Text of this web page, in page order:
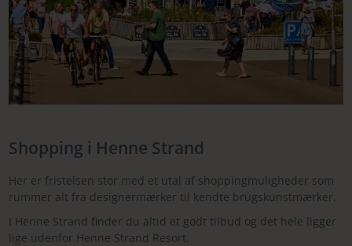
Shopping i Henne Strand
Her er fristelsen stor med et utal af shoppingmuligheder som
rummer alt fra designermærker til kendte brugskunstmærker.
I Henne Strand finder du altid et godt tilbud og det hele ligger
lige udenfor Henne Strand Resort.